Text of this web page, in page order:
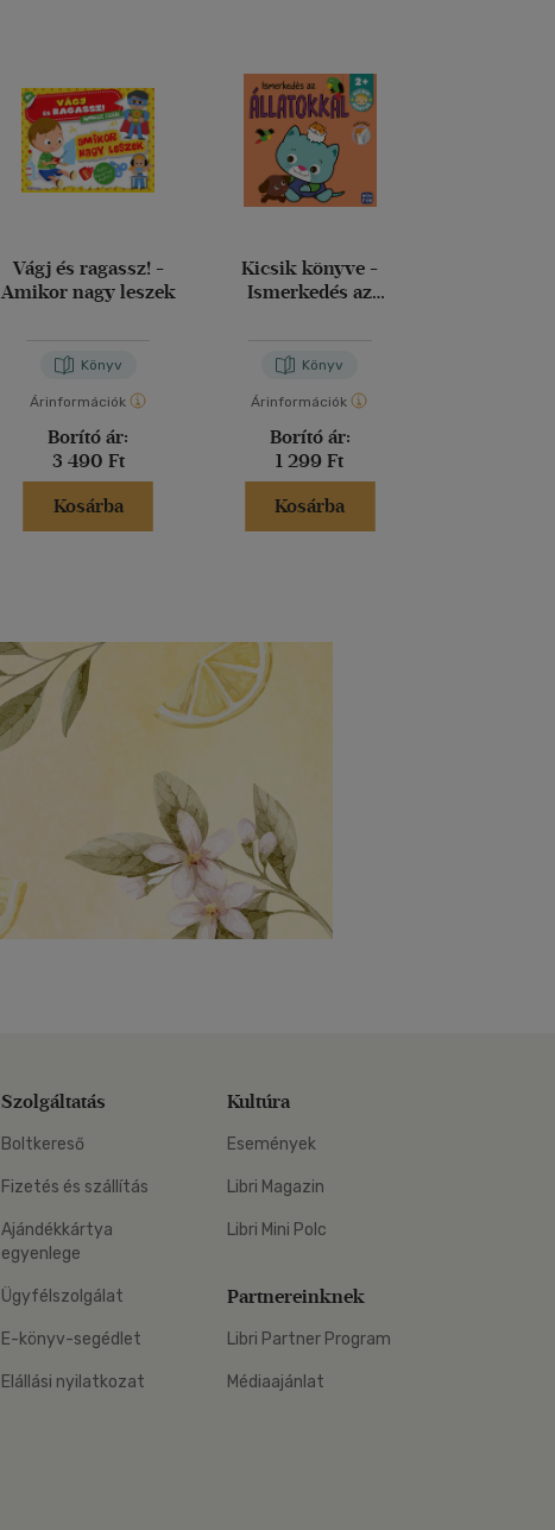
Vágj és ragassz! -
Amikor nagy leszek
Könyv
Árinformációk
Borító ár:
3 490 Ft
Kosárba
Kicsik könyve -
Ismerkedés az
Könyv
Árinformációk
Borító ár:
1 299 Ft
Kosárba
Szolgáltatás
Boltkereső
Fizetés és szállítás
Ajándékkártya
egyenlege
Ügyfélszolgálat
E-könyv-segédlet
Elállási nyilatkozat
Kultúra
Események
Libri Magazin
Libri Mini Polc
Partnereinknek
Libri Partner Program
Médiaajánlat